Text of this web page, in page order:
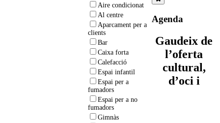
Aire condicionat
Al centre
Aparcament per a
clients
Bar
Caixa forta
Calefacció
Espai infantil
Espai per a
fumadors
Espai per a no
fumadors
Gimnàs
Agenda
Gaudeix de
l’oferta
cultural,
d’oci i